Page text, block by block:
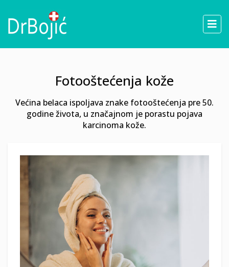
Fotooštećenja kože
Većina belaca ispoljava znake fotooštećenja pre 50.
godine života, u značajnom je porastu pojava
karcinoma kože.